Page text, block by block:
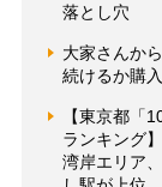
落とし穴
大家さんか
続けるか購
【東京都「
ランキング
湾岸エリア